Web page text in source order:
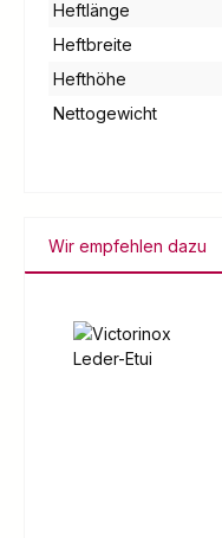
Heftlänge
Heftbreite
Hefthöhe
Nettogewicht
Wir empfehlen dazu